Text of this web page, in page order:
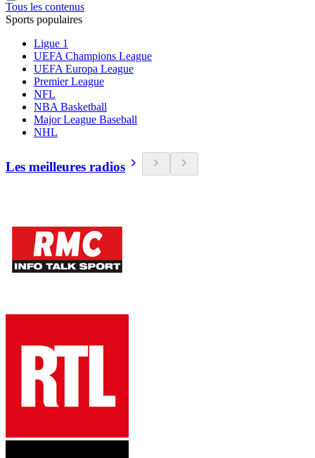
Tous les contenus
Sports populaires
Ligue 1
UEFA Champions League
UEFA Europa League
Premier League
NFL
NBA Basketball
Major League Baseball
NHL
Les meilleures radios